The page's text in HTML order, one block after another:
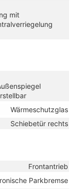
mit
Wärmeschutzglas
Schiebetür rechts
Frontantrieb
Parkbremse